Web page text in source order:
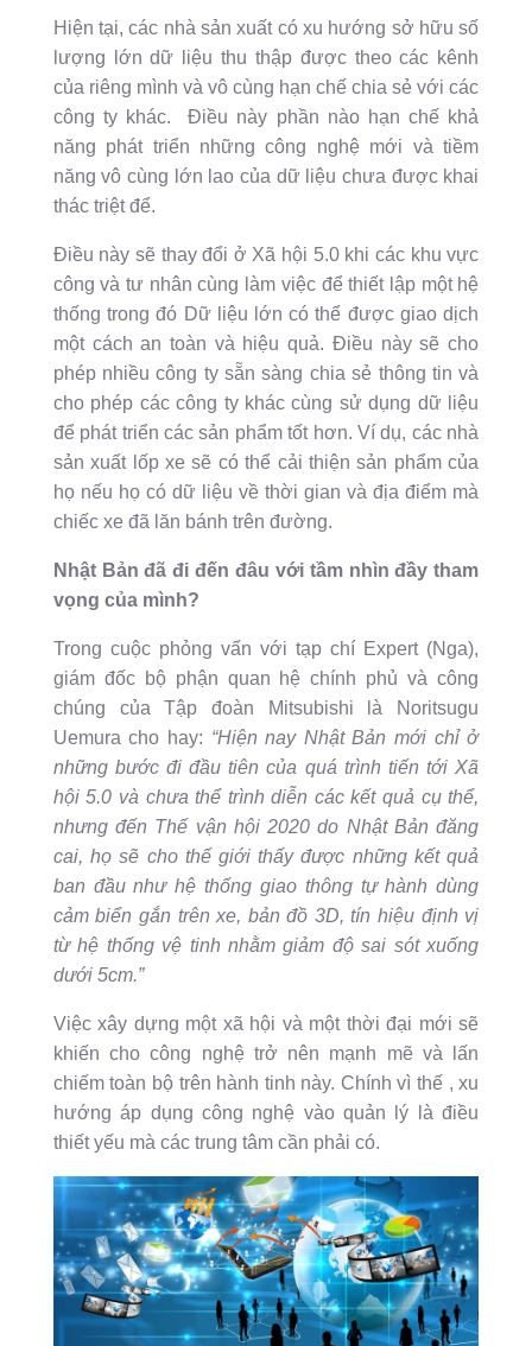
Hiện tại, các nhà sản xuất có xu hướng sở hữu số
lượng lớn dữ liệu thu thập được theo các kênh
của riêng mình và vô cùng hạn chế chia sẻ với các
công ty khác. Điều này phần nào hạn chế khả
năng phát triển những công nghệ mới và tiềm
năng vô cùng lớn lao của dữ liệu chưa được khai
thác triệt để.
Điều này sẽ thay đổi ở Xã hội 5.0 khi các khu vực
công và tư nhân cùng làm việc để thiết lập một hệ
thống trong đó Dữ liệu lớn có thể được giao dịch
một cách an toàn và hiệu quả. Điều này sẽ cho
phép nhiều công ty sẵn sàng chia sẻ thông tin và
cho phép các công ty khác cùng sử dụng dữ liệu
để phát triển các sản phẩm tốt hơn. Ví dụ, các nhà
sản xuất lốp xe sẽ có thể cải thiện sản phẩm của
họ nếu họ có dữ liệu về thời gian và địa điểm mà
chiếc xe đã lăn bánh trên đường.
Nhật Bản đã đi đến đâu với tầm nhìn đầy tham
vọng của mình?
Trong cuộc phỏng vấn với tạp chí Expert (Nga),
giám đốc bộ phận quan hệ chính phủ và công
chúng của Tập đoàn Mitsubishi là Noritsugu
Uemura cho hay: “Hiện nay Nhật Bản mới chỉ ở
những bước đi đầu tiên của quá trình tiến tới Xã
hội 5.0 và chưa thể trình diễn các kết quả cụ thể,
nhưng đến Thế vận hội 2020 do Nhật Bản đăng
cai, họ sẽ cho thế giới thấy được những kết quả
ban đầu như hệ thống giao thông tự hành dùng
cảm biển gắn trên xe, bản đồ 3D, tín hiệu định vị
từ hệ thống vệ tinh nhằm giảm độ sai sót xuống
dưới 5cm.”
Việc xây dựng một xã hội và một thời đại mới sẽ
khiến cho công nghệ trở nên mạnh mẽ và lấn
chiếm toàn bộ trên hành tinh này. Chính vì thế , xu
hướng áp dụng công nghệ vào quản lý là điều
thiết yếu mà các trung tâm cần phải có.